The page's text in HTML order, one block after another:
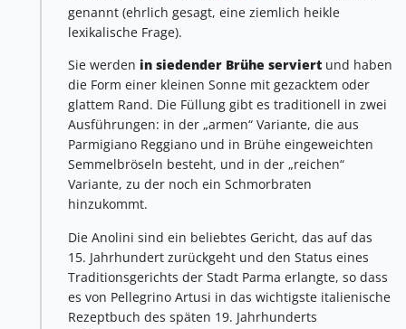
genannt (ehrlich gesagt, eine ziemlich heikle
lexikalische Frage).
Sie werden in siedender Brühe serviert und haben
die Form einer kleinen Sonne mit gezacktem oder
glattem Rand. Die Füllung gibt es traditionell in zwei
Ausführungen: in der „armen“ Variante, die aus
Parmigiano Reggiano und in Brühe eingeweichten
Semmelbröseln besteht, und in der „reichen“
Variante, zu der noch ein Schmorbraten
hinzukommt.
Die Anolini sind ein beliebtes Gericht, das auf das
15. Jahrhundert zurückgeht und den Status eines
Traditionsgerichts der Stadt Parma erlangte, so dass
es von Pellegrino Artusi in das wichtigste italienische
Rezeptbuch des späten 19. Jahrhunderts